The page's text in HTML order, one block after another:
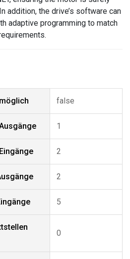
addition, the drive’s software can
adaptive programming to match
false
1
2
2
5
0